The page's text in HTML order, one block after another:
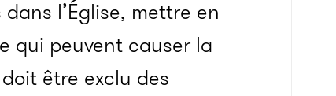
l’Église, mettre en
qui peuvent causer la
être exclu des